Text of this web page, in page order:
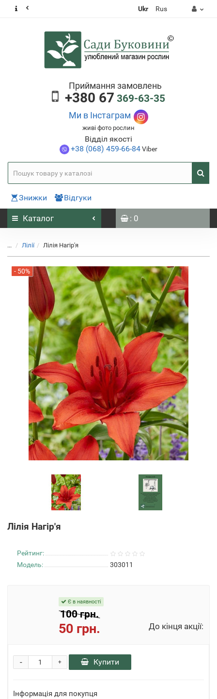
Ukr Rus
Приймання замовлень
+380 67 369-63-35
Ми в Інстаграм
живі фото рослин
Відділ якості
+38 (068) 459-66-84Viber
Знижки Відгуки
Каталог : 0
... Лілії Лілія Нагір'я
- 50%
Лілія Нагір'я
Рейтинг:
Модель:
303011
Є в наявності
100 грн.
50 грн. До кінця акції:
+
- Купити
Інформація для покупця